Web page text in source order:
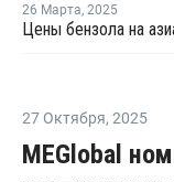
26 Марта, 2025
Цены бензола на
27 Октября, 2025
MEGlobal